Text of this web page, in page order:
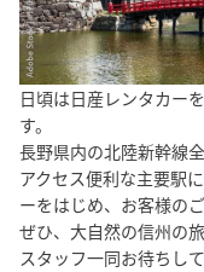
日頃は日産レンタカー
す。
長野県内の北陸新幹線
アクセス便利な主要駅
ーをはじめ、お客様の
ぜひ、大自然の信州の
スタッフ一同お待ちして